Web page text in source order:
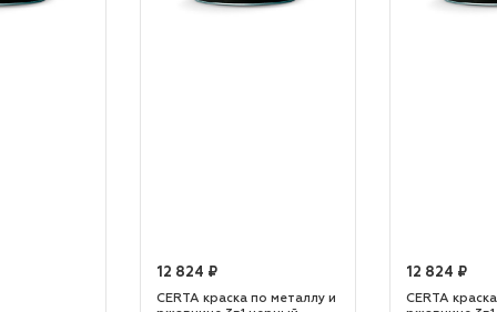
12 824 ₽
CERTA краска по металлу и
12 824 ₽
CERTA